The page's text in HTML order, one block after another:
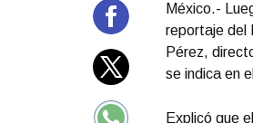
México.-
reportaje del
Pérez,
se indica en
Explicó que